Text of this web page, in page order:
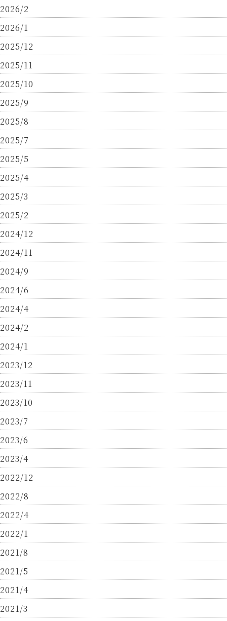
2026/2
2026/1
2025/12
2025/11
2025/10
2025/9
2025/8
2025/7
2025/5
2025/4
2025/3
2025/2
2024/12
2024/11
2024/9
2024/6
2024/4
2024/2
2024/1
2023/12
2023/11
2023/10
2023/7
2023/6
2023/4
2022/12
2022/8
2022/4
2022/1
2021/8
2021/5
2021/4
2021/3